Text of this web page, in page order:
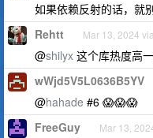
如果依赖反射的话，就
Rehtt Mar 13, 2024
@shilyx 这个库热度高
wWjd5V5L0636B5YV
@hahade #6 😱😱😱
FreeGuy Mar 13,